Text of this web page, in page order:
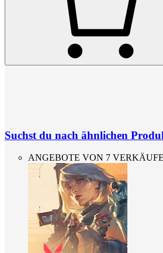
Suchst du nach ähnlichen
ANGEBOTE VON 7